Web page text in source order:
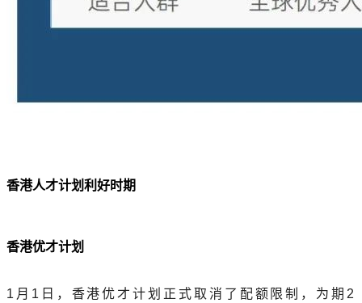
香港人才计划利好时期
香港优才计划
1月1日，香港优才计划正式取消了配额限制，为期2